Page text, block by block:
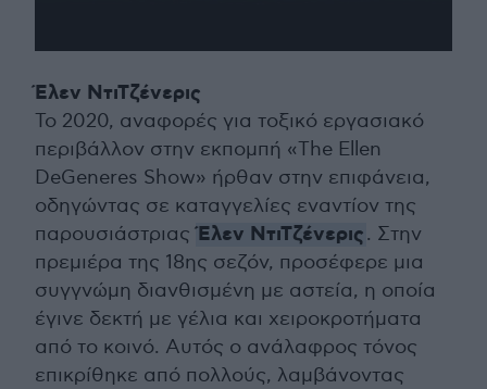
Έλεν ΝτιΤζένερις
Το 2020, αναφορές για τοξικό εργασιακό
περιβάλλον στην εκπομπή «The Ellen
DeGeneres Show» ήρθαν στην επιφάνεια,
οδηγώντας σε καταγγελίες εναντίον της
παρουσιάστριαςΈλεν ΝτιΤζένερις. Στην
πρεμιέρα της 18ης σεζόν, προσέφερε μια
συγγνώμη διανθισμένη με αστεία, η οποία
έγινε δεκτή με γέλια και χειροκροτήματα
από το κοινό. Αυτός ο ανάλαφρος τόνος
επικρίθηκε από πολλούς, λαμβάνοντας